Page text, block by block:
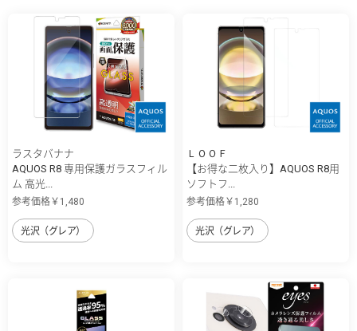
ラスタバナナ
AQUOS R8 専用保護ガラスフィル
ム 高光...
参考価格￥1,480
光沢（グレア）
ＬＯＯＦ
【お得な二枚入り】AQUOS R8用
ソフトフ...
参考価格￥1,280
光沢（グレア）